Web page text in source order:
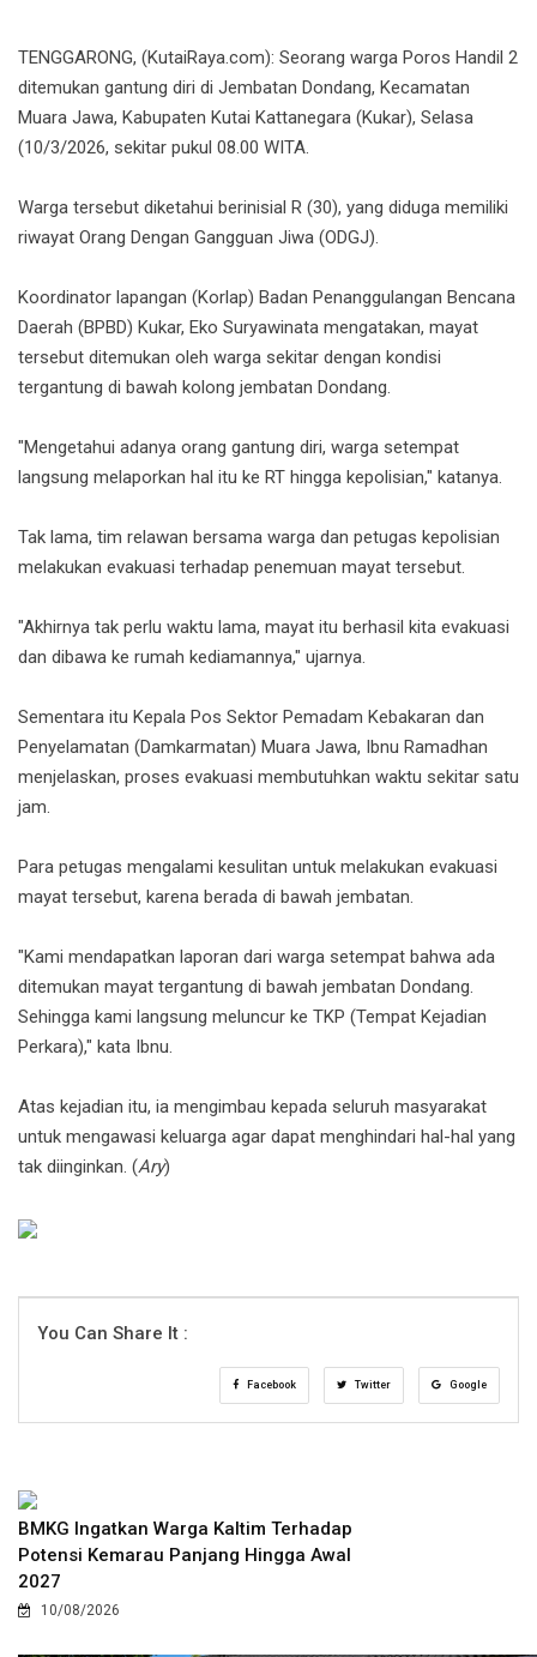
TENGGARONG, (KutaiRaya.com): Seorang warga Poros Handil 2
ditemukan gantung diri di Jembatan Dondang, Kecamatan
Muara Jawa, Kabupaten Kutai Kattanegara (Kukar), Selasa
(10/3/2026, sekitar pukul 08.00 WITA.
Warga tersebut diketahui berinisial R (30), yang diduga memiliki
riwayat Orang Dengan Gangguan Jiwa (ODGJ).
Koordinator lapangan (Korlap) Badan Penanggulangan Bencana
Daerah (BPBD) Kukar, Eko Suryawinata mengatakan, mayat
tersebut ditemukan oleh warga sekitar dengan kondisi
tergantung di bawah kolong jembatan Dondang.
"Mengetahui adanya orang gantung diri, warga setempat
langsung melaporkan hal itu ke RT hingga kepolisian," katanya.
Tak lama, tim relawan bersama warga dan petugas kepolisian
melakukan evakuasi terhadap penemuan mayat tersebut.
"Akhirnya tak perlu waktu lama, mayat itu berhasil kita evakuasi
dan dibawa ke rumah kediamannya," ujarnya.
Sementara itu Kepala Pos Sektor Pemadam Kebakaran dan
Penyelamatan (Damkarmatan) Muara Jawa, Ibnu Ramadhan
menjelaskan, proses evakuasi membutuhkan waktu sekitar satu
jam.
Para petugas mengalami kesulitan untuk melakukan evakuasi
mayat tersebut, karena berada di bawah jembatan.
"Kami mendapatkan laporan dari warga setempat bahwa ada
ditemukan mayat tergantung di bawah jembatan Dondang.
Sehingga kami langsung meluncur ke TKP (Tempat Kejadian
Perkara)," kata Ibnu.
Atas kejadian itu, ia mengimbau kepada seluruh masyarakat
untuk mengawasi keluarga agar dapat menghindari hal-hal yang
tak diinginkan. (Ary)
You Can Share It :
Facebook Twitter Google
BMKG Ingatkan Warga Kaltim Terhadap
Potensi Kemarau Panjang Hingga Awal
2027
10/08/2026